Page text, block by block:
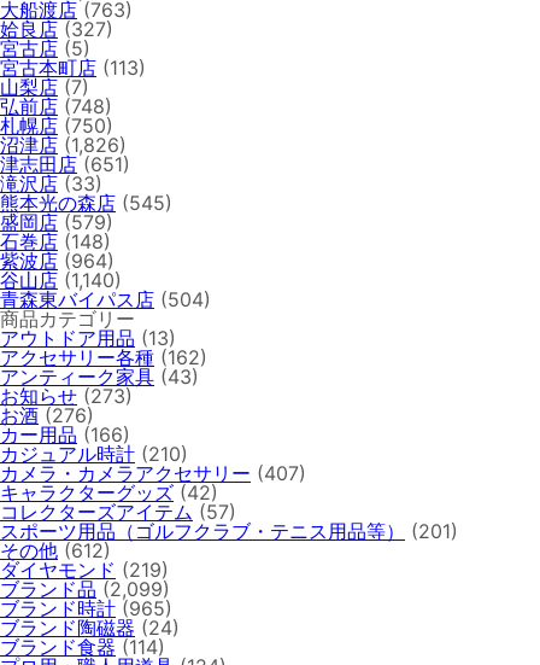
大船渡店 (763)
姶良店 (327)
宮古店 (5)
宮古本町店 (113)
山梨店 (7)
弘前店 (748)
札幌店 (750)
沼津店 (1,826)
津志田店 (651)
滝沢店 (33)
熊本光の森店 (545)
盛岡店 (579)
石巻店 (148)
紫波店 (964)
谷山店 (1,140)
青森東バイパス店 (504)
商品カテゴリー
アウトドア用品 (13)
アクセサリー各種 (162)
アンティーク家具 (43)
お知らせ (273)
お酒 (276)
カー用品 (166)
カジュアル時計 (210)
カメラ・カメラアクセサリー (407)
キャラクターグッズ (42)
コレクターズアイテム (57)
スポーツ用品（ゴルフクラブ・テニス用品等）
(201)
その他 (612)
ダイヤモンド (219)
ブランド品 (2,099)
ブランド時計 (965)
ブランド陶磁器 (24)
ブランド食器 (114)